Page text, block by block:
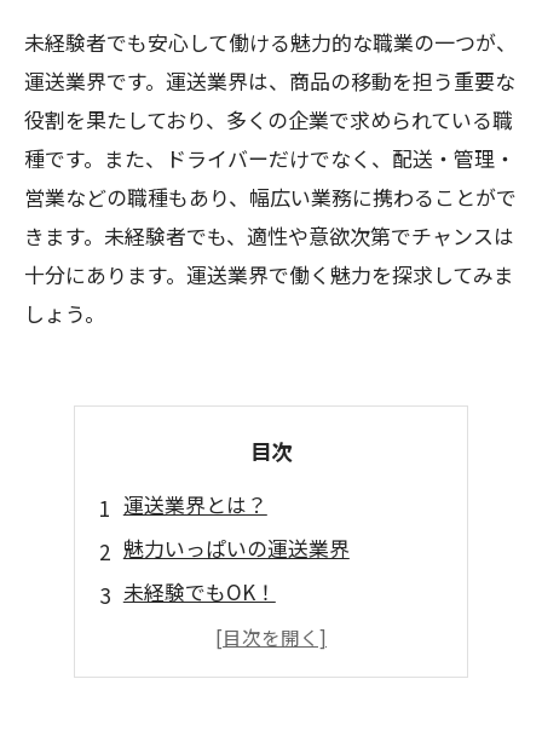
未経験者でも安心して働ける魅力的な職業の一つが、
運送業界です。運送業界は、商品の移動を担う重要な
役割を果たしており、多くの企業で求められている職
種です。また、ドライバーだけでなく、配送・管理・
営業などの職種もあり、幅広い業務に携わることがで
きます。未経験者でも、適性や意欲次第でチャンスは
十分にあります。運送業界で働く魅力を探求してみま
しょう。
目次
運送業界とは？
魅力いっぱいの運送業界
未経験でもOK！
働き方は多様！
将来性も抜群！